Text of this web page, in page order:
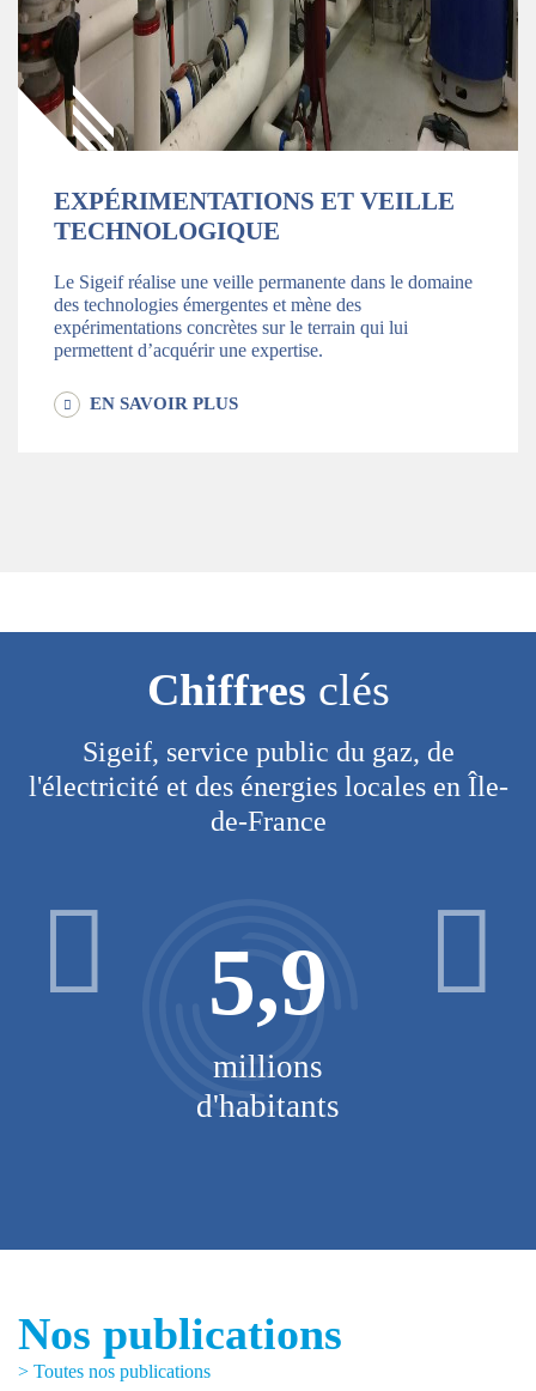
EXPÉRIMENTATIONS ET VEILLE
TECHNOLOGIQUE
Le Sigeif réalise une veille permanente dans le domaine
des technologies émergentes et mène des
expérimentations concrètes sur le terrain qui lui
permettent d’acquérir une expertise.
EN SAVOIR PLUS
Chiffres clés
Sigeif, service public du gaz, de
l'électricité et des énergies locales en Île-
de-France
5,9
millions
d'habitants
Nos publications
> Toutes nos publications